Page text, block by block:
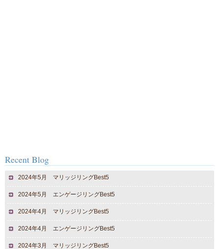
Recent Blog
2024年5月 マリッジリングBest5
2024年5月 エンゲージリングBest5
2024年4月 マリッジリングBest5
2024年4月 エンゲージリングBest5
2024年3月 マリッジリングBest5